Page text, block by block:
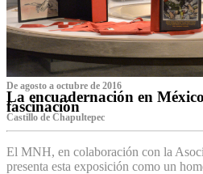
De agosto a octubre de 2016
La encuadernación en
fascinación
Castillo de Chapultepec
El MNH, en colaboración con la
presenta esta exposición como un